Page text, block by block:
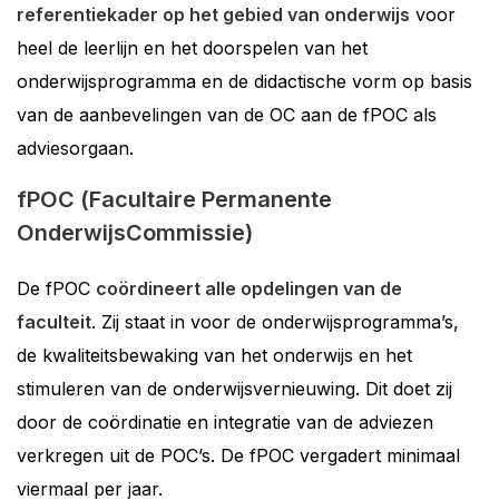
referentiekader op het gebied van onderwijs voor
heel de leerlijn en het doorspelen van het
onderwijsprogramma en de didactische vorm op basis
van de aanbevelingen van de OC aan de fPOC als
adviesorgaan.
fPOC (Facultaire Permanente
OnderwijsCommissie)
De fPOC coördineert alle opdelingen van de
faculteit. Zij staat in voor de onderwijsprogramma’s,
de kwaliteitsbewaking van het onderwijs en het
stimuleren van de onderwijsvernieuwing. Dit doet zij
door de coördinatie en integratie van de adviezen
verkregen uit de POC’s. De fPOC vergadert minimaal
viermaal per jaar.